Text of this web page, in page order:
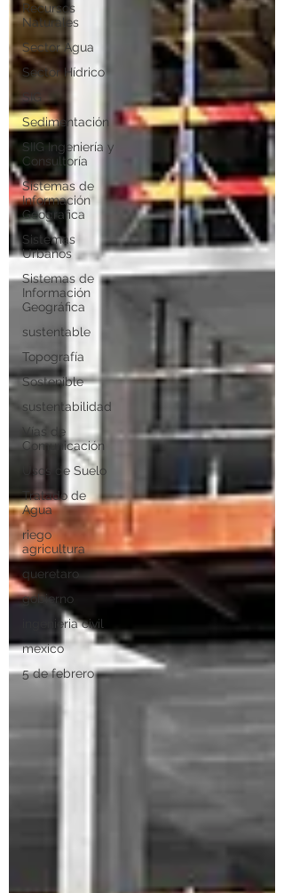
Recursos
Naturales
Sector Agua
Sector Hídrico
SIG
Sedimentación
SIIG Ingeniería y
Consultoría
Sistemas de
Información
Geografica
Sistemas
Urbanos
Sistemas de
Información
Geográfica
sustentable
Topografía
Sostenible
sustentabilidad
Vías de
Comunicación
Usos de Suelo
Tratado de
Agua
riego
agricultura
queretaro
gobierno
ingenieria civil
mexico
5 de febrero